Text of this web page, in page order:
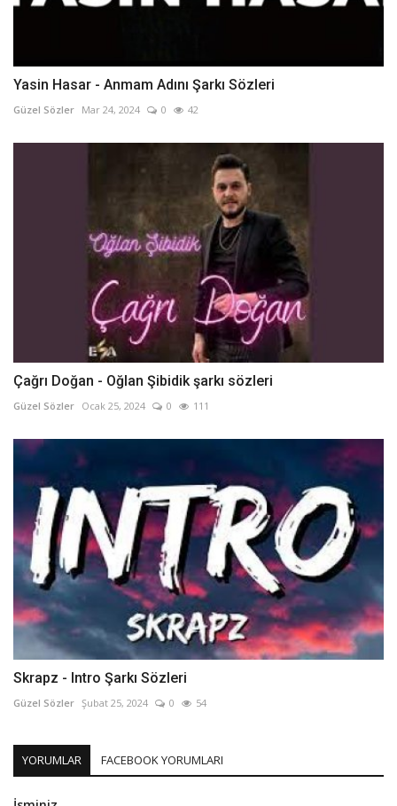
Yasin Hasar - Anmam Adını Şarkı Sözleri
Güzel Sözler Mar 24, 2024 0 42
Çağrı Doğan - Oğlan Şibidik şarkı sözleri
Güzel Sözler Ocak 25, 2024 0 111
Skrapz - Intro Şarkı Sözleri
Güzel Sözler Şubat 25, 2024 0 54
YORUMLAR FACEBOOK YORUMLARI